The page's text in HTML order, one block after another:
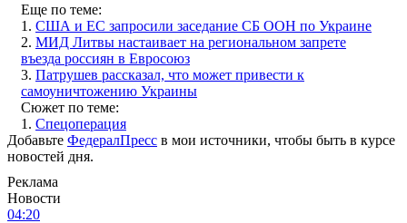
Еще по теме:
1. США и ЕС запросили заседание СБ ООН по Украине
2. МИД Литвы настаивает на региональном запрете
въезда россиян в Евросоюз
3. Патрушев рассказал, что может привести к
самоуничтожению Украины
Сюжет по теме:
1. Спецоперация
Добавьте ФедералПресс в мои источники, чтобы быть в курсе
новостей дня.
Реклама
Новости
04:20